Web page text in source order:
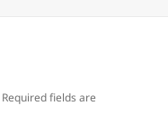
Required fields are